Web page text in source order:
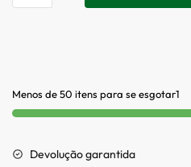
Menos de 50 itens para se esgotar1
Devolução garantida